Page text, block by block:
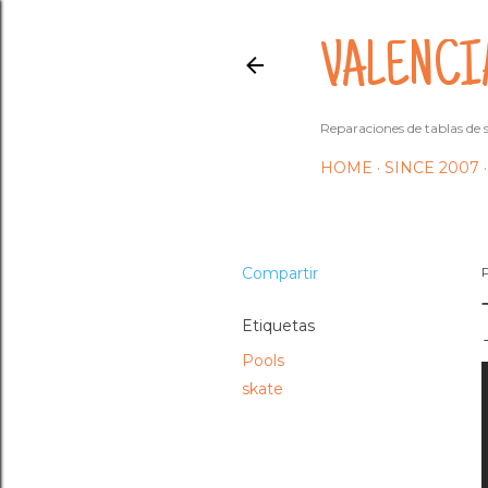
Reparaciones de tablas
HOME SINCE 2007
Compartir
Etiquetas
Pools
skate